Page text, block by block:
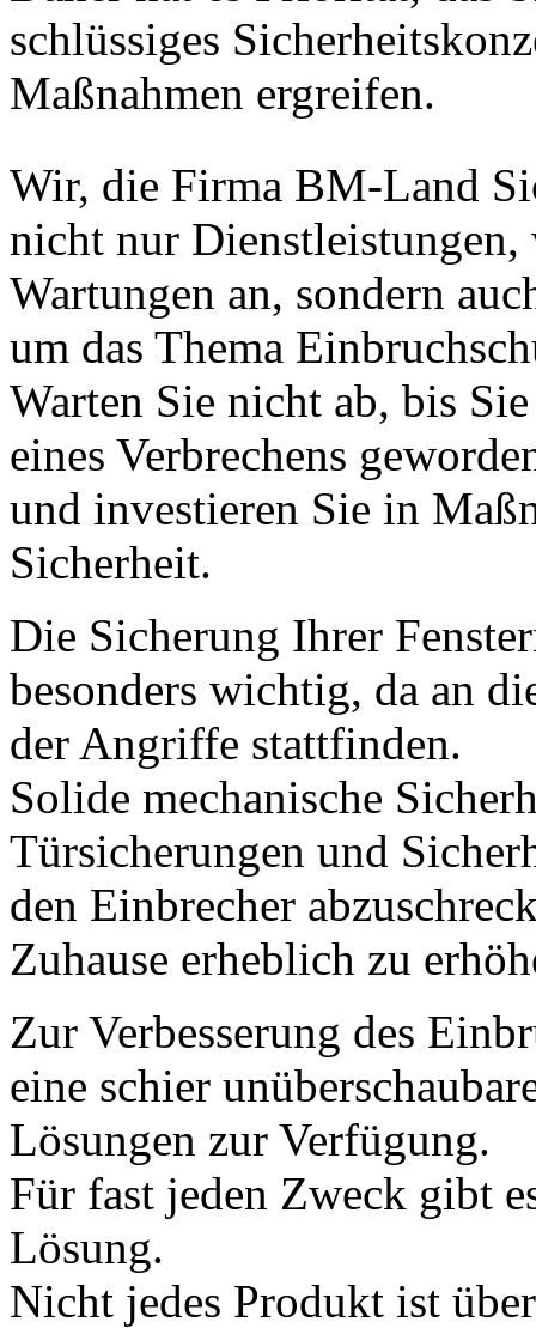
schlüssiges
Maßnahmen ergreifen.
Wir, die Firma BM-Land
nicht nur
Wartungen an, sondern
um das Thema
Warten Sie nicht ab, bis
eines Verbrechens
und investieren Sie in
Sicherheit.
Die Sicherung Ihrer
besonders wichtig, da an
der Angriffe stattfinden.
Solide mechanische
Türsicherungen und
den Einbrecher
Zuhause erheblich zu
Zur Verbesserung des
eine schier
Lösungen zur Verfügung.
Für fast jeden Zweck gibt
Lösung.
Nicht jedes Produkt ist